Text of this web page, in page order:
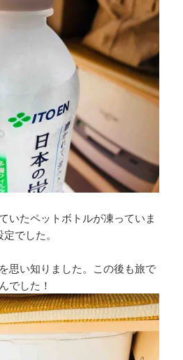
いたペットボトルが凍っていま
でした。
思い知りました。この後も旅で
でした！